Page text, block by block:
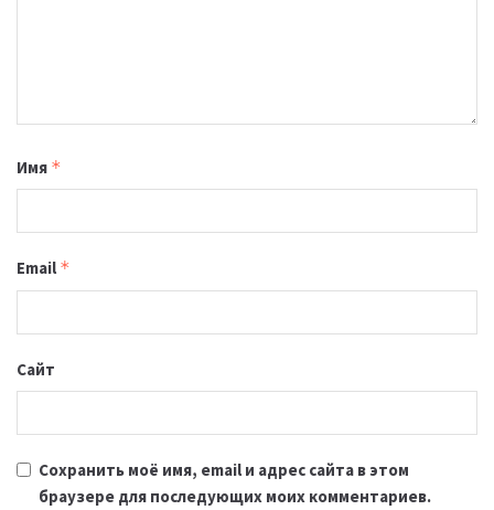
Имя *
Email *
Сайт
Сохранить моё имя, email и адрес сайта в этом
браузере для последующих моих комментариев.